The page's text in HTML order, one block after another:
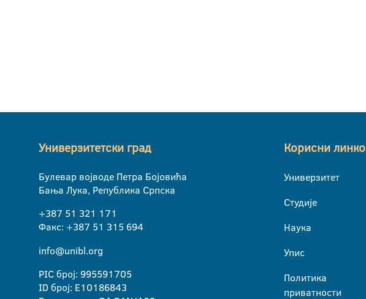
Универзитетски град
Булевар војводе Петра Бојовића
Бања Лука, Република Српска
+387 51 321 171
Факс: +387 51 315 694
info@unibl.org
PIC број: 995591705
ID број: E10186843
Корисни
Универзитет
Студије
Наука
Упис
Политика
приватности